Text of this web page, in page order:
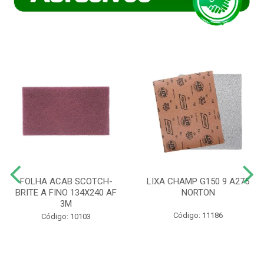
FOLHA ACAB SCOTCH-
BRITE A FINO 134X240 AF
3M
Código: 10103
LIXA CHAMP G150 9 A275
NORTON
Código: 11186